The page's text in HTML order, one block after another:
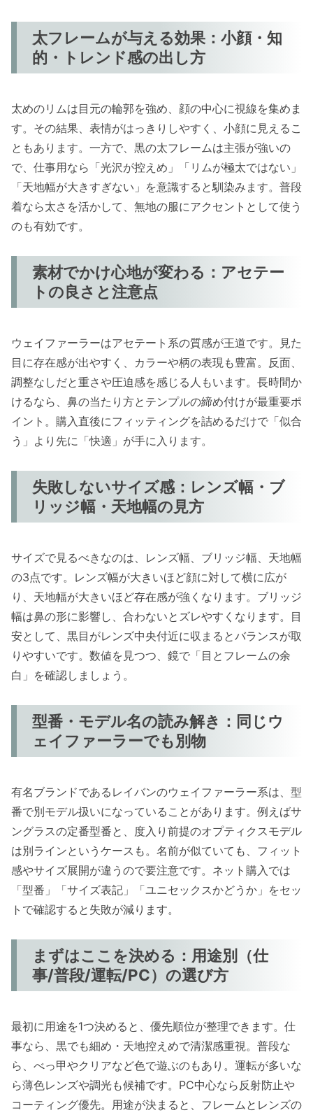
太フレームが与える効果：小顔・知
的・トレンド感の出し方
太めのリムは目元の輪郭を強め、顔の中心に視線を集めま
す。その結果、表情がはっきりしやすく、小顔に見えるこ
ともあります。一方で、黒の太フレームは主張が強いの
で、仕事用なら「光沢が控えめ」「リムが極太ではない」
「天地幅が大きすぎない」を意識すると馴染みます。普段
着なら太さを活かして、無地の服にアクセントとして使う
のも有効です。
素材でかけ心地が変わる：アセテー
トの良さと注意点
ウェイファーラーはアセテート系の質感が王道です。見た
目に存在感が出やすく、カラーや柄の表現も豊富。反面、
調整なしだと重さや圧迫感を感じる人もいます。長時間か
けるなら、鼻の当たり方とテンプルの締め付けが最重要ポ
イント。購入直後にフィッティングを詰めるだけで「似合
う」より先に「快適」が手に入ります。
失敗しないサイズ感：レンズ幅・ブ
リッジ幅・天地幅の見方
サイズで見るべきなのは、レンズ幅、ブリッジ幅、天地幅
の3点です。レンズ幅が大きいほど顔に対して横に広が
り、天地幅が大きいほど存在感が強くなります。ブリッジ
幅は鼻の形に影響し、合わないとズレやすくなります。目
安として、黒目がレンズ中央付近に収まるとバランスが取
りやすいです。数値を見つつ、鏡で「目とフレームの余
白」を確認しましょう。
型番・モデル名の読み解き：同じウ
ェイファーラーでも別物
有名ブランドであるレイバンのウェイファーラー系は、型
番で別モデル扱いになっていることがあります。例えばサ
ングラスの定番型番と、度入り前提のオプティクスモデル
は別ラインというケースも。名前が似ていても、フィット
感やサイズ展開が違うので要注意です。ネット購入では
「型番」「サイズ表記」「ユニセックスかどうか」をセッ
トで確認すると失敗が減ります。
まずはここを決める：用途別（仕
事/普段/運転/PC）の選び方
最初に用途を1つ決めると、優先順位が整理できます。仕
事なら、黒でも細め・天地控えめで清潔感重視。普段な
ら、べっ甲やクリアなど色で遊ぶのもあり。運転が多いな
ら薄色レンズや調光も候補です。PC中心なら反射防止や
コーティング優先。用途が決まると、フレームとレンズの